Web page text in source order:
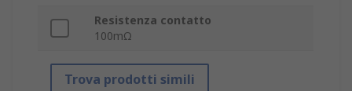
Resistenza contatto
100mΩ
Trova prodotti simili